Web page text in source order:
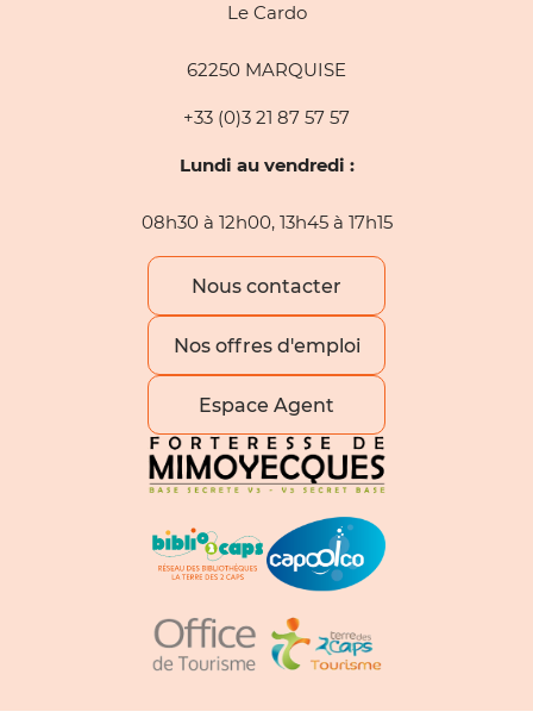
Le Cardo
62250 MARQUISE
+33 (0)3 21 87 57 57
Lundi au vendredi :
08h30 à 12h00, 13h45 à 17h15
Nous contacter
Nos offres d'emploi
Espace Agent